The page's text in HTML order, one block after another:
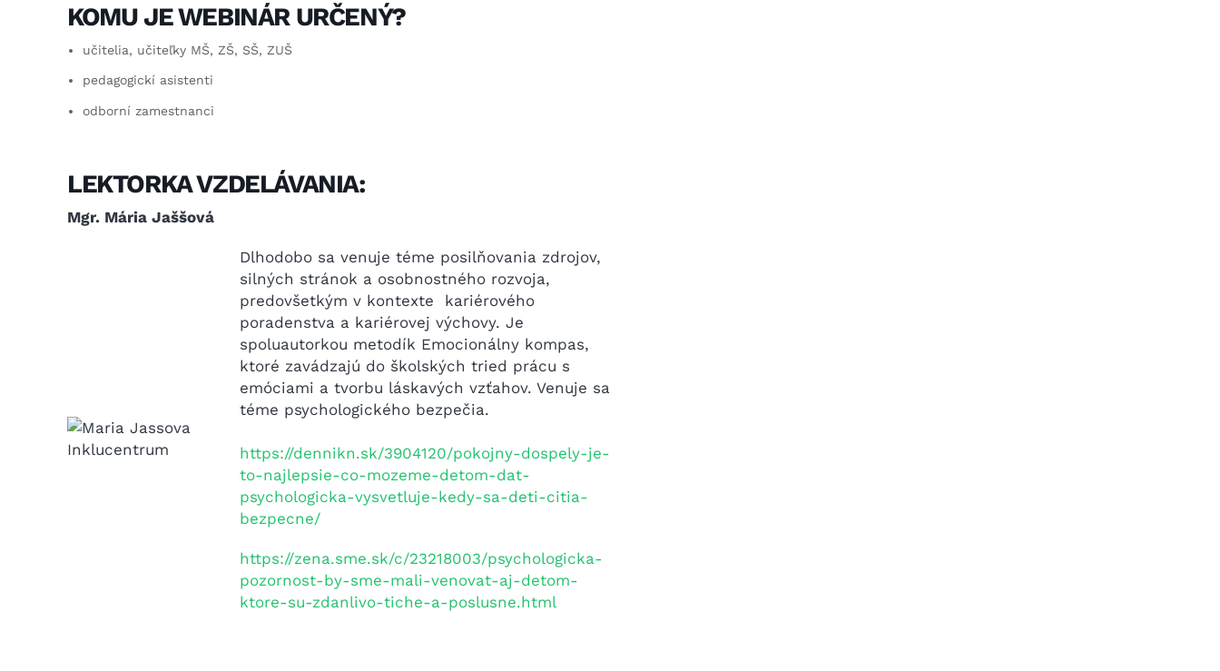
KOMU JE WEBINÁR URČENÝ?
učitelia, učiteľky MŠ, ZŠ, SŠ, ZUŠ
pedagogickí asistenti
odborní zamestnanci
LEKTORKA VZDELÁVANIA:
Mgr. Mária Jaššová
Dlhodobo sa venuje téme posilňovania zdrojov,
silných stránok a osobnostného rozvoja,
predovšetkým v kontexte kariérového
poradenstva a kariérovej výchovy. Je
spoluautorkou metodík Emocionálny kompas,
ktoré zavádzajú do školských tried prácu s
emóciami a tvorbu láskavých vzťahov. Venuje sa
téme psychologického bezpečia.
https://dennikn.sk/3904120/pokojny-dospely-je-
to-najlepsie-co-mozeme-detom-dat-
psychologicka-vysvetluje-kedy-sa-deti-citia-
bezpecne/
https://zena.sme.sk/c/23218003/psychologicka-
pozornost-by-sme-mali-venovat-aj-detom-
ktore-su-zdanlivo-tiche-a-poslusne.html